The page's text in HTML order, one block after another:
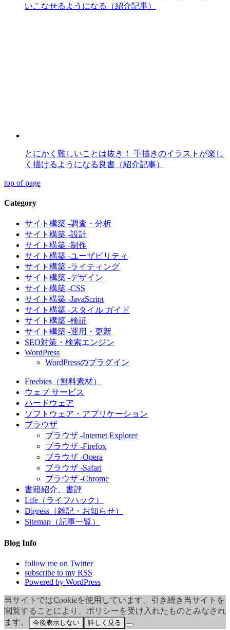
いこなせるようになる（紹介記事）
とにかく難しいことは抜き！ 手描きのイラストが楽し
く描けるようになる良書（紹介記事）
top of page
Category
サイト構築 -調査・分析
サイト構築 -設計
サイト構築 -制作
サイト構築 -ユーザビリティ
サイト構築 -ライティング
サイト構築 -デザイン
サイト構築 -CSS
サイト構築 -JavaScript
サイト構築 -スタイル ガイド
サイト構築 -検証
サイト構築 -運用・更新
SEO対策・検索エンジン
WordPress
WordPressのプラグイン
Freebies（無料素材）
ウェブ サービス
ハードウェア
ソフトウェア・アプリケーション
ブラウザ
ブラウザ -Internet Explorer
ブラウザ -Firefox
ブラウザ -Opera
ブラウザ -Safari
ブラウザ -Chrome
書籍紹介、書評
Life（ライフハック）
Digress（雑記・お知らせ）
Sitemap（記事一覧）
Blog Info
follow me on Twitter
subscribe to my RSS
Powered by WordPress
当サイトではCookieを使用しています。引き続き当サイトを
閲覧することにより、ポリシーを受け入れたものとみなされ
ます。
今後表示しない 詳しく見る